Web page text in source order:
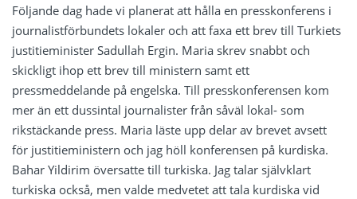
Följande dag hade vi planerat att hålla en presskonferens i
journalistförbundets lokaler och att faxa ett brev till Turkiets
justitieminister Sadullah Ergin. Maria skrev snabbt och
skickligt ihop ett brev till ministern samt ett
pressmeddelande på engelska. Till presskonferensen kom
mer än ett dussintal journalister från såväl lokal- som
rikstäckande press. Maria läste upp delar av brevet avsett
för justitieministern och jag höll konferensen på kurdiska.
Bahar Yildirim översatte till turkiska. Jag talar självklart
turkiska också, men valde medvetet att tala kurdiska vid